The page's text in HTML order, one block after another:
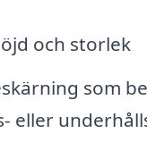
och storlek
som
eller